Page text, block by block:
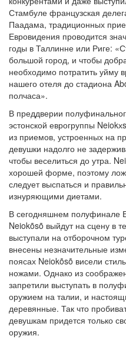
Стамбуле французская
Паадама, традиционных
Евровидения проводится
годы в Таллинне или Риге:
большой город, и чтобы
необходимо потратить уйму
нашего отеля до стадиона
полчаса».
В преддверии
эстонской еврогруппы
из приемов, устроенных на
девушки надолго не
чтобы веселиться до утра.
хорошей форме, поэтому
следует выспаться и
изнуряющими диетами.
В сегодняшнем полуфинале
Neiokõsõ выйдут на сцену в
выступали на отборочном
внесены незначительные
поясах Neiokõsõ висели
ножами. Однако из
запретили выступать в
оружием на талии, и
деревянные. Так что
девушкам придется только
оружия.